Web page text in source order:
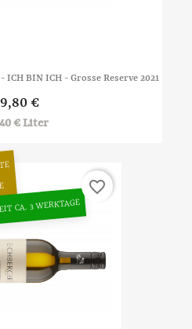
BIN ICH - Grosse Reserve 2021
€
€ Liter
CA. 3 WERKTAGE
favorite_border